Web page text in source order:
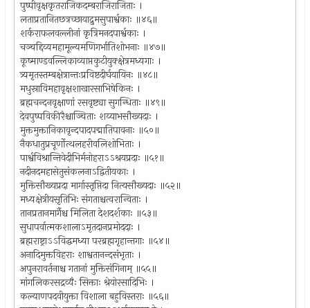
पुष्पीवृक्षकृतराजिकदम्बराजिराजिताः ।
लताप्रतानितछत्रच्छायाद्रुमसुपार्श्वकाः ॥४६॥
शर्कराफलवल्लीनां कृत्रिमनदपार्श्वकाः ।
चञ्चद्दिव्यमहामूल्यमणिगर्भातिशोभनाः ॥४७॥
कूष्माण्डवल्लिकाव्याप्तकुटीयुक्क्षेत्रमध्यगाः ।
त्र्यमृतस्तम्बक्षेत्रान्तःप्रविष्टदीर्घयायिनः ॥४८॥
मधुस्राविमहावृक्षशाखारसाभिषेकिनः ।
ब्रह्मचन्दनवृक्षाणां रसवृष्ट्या सुगन्धिताः ॥४९॥
देवपुष्पविकीरैश्चाञ्चिताः शय्याभसौख्यदाः ।
मुक्तमुक्तानिकावृन्दपादपद्मातिपावनाः ॥५०॥
नैकधातुप्रचूर्णोत्थलहरीवलिशोभिताः ।
पार्श्वविश्रान्तिवेदीभिर्मनोहराऽऽश्रयप्रदाः ॥५१॥
नदीनदमहासेतुसंकलनाऽद्वितीयकाः ।
मुक्तिसौख्यप्रदा मार्गास्तृप्तिदा नित्यसौख्यदाः ॥५२॥
मध्यक्षेत्रीयसृतिभिः संगताश्चत्वरान्विताः ।
तानप्रतानमार्गैश्च मिलिता देशदर्शकाः ॥५३॥
सुधापर्वात्मकशालाऽमृतदानप्रमोददाः ।
ब्रह्मराष्ट्राऽऽविद्धमध्या परब्रह्मगृहान्तगाः ॥५४॥
अनादिमुक्तविहराः शाश्वतानन्दसंभृताः ।
अपुनरावर्तनाश्च गतानां मुक्तिसंगिनाम् ॥५५॥
मांगलिकरसद्रव्यैः सिक्ताः श्रेयोरसादिभिः ।
कल्याणपदवीयुक्ता विशाला बहुविस्तराः ॥५६॥